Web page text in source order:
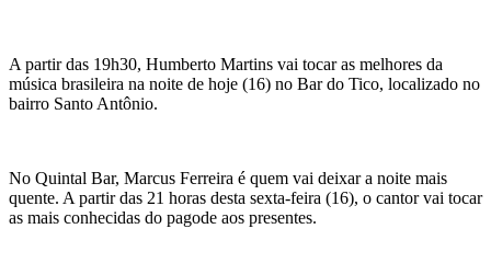
A partir das 19h30, Humberto Martins vai tocar as melhores da
música brasileira na noite de hoje (16) no Bar do Tico, localizado no
bairro Santo Antônio.
No Quintal Bar, Marcus Ferreira é quem vai deixar a noite mais
quente. A partir das 21 horas desta sexta-feira (16), o cantor vai tocar
as mais conhecidas do pagode aos presentes.